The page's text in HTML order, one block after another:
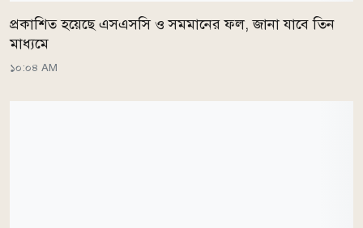
প্রকাশিত হয়েছে এসএসসি ও সমমানের ফল, জানা যাবে তিন
মাধ্যমে
১০:০৪ AM